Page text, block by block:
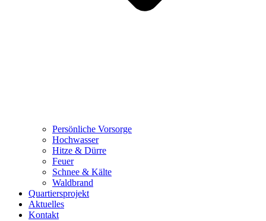
Persönliche Vorsorge
Hochwasser
Hitze & Dürre
Feuer
Schnee & Kälte
Waldbrand
Quartiersprojekt
Aktuelles
Kontakt